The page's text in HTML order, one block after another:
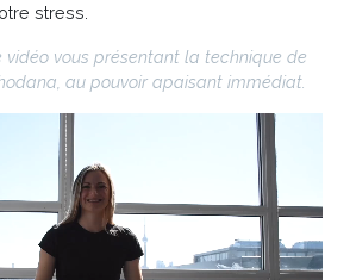
stress.
vidéo vous présentant la technique de
au pouvoir apaisant immédiat.